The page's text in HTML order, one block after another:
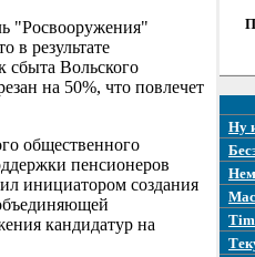
"Росвооружения"
в результате
сбыта Вольского
на 50%, что повлечет
общественного
пенсионеров
инициатором создания
кандидатур на
Ну